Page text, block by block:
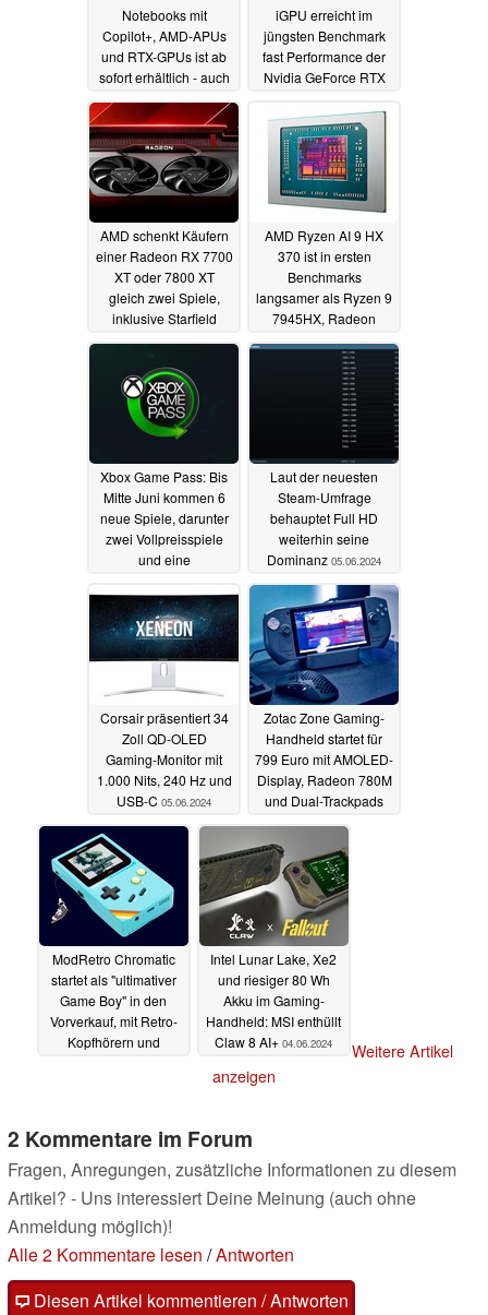
Notebooks mit
Copilot+, AMD-APUs
und RTX-GPUs ist ab
sofort erhältlich - auch
mit 4K-Mini-LED
07.11.2024
iGPU erreicht im
jüngsten Benchmark
fast Performance der
Nvidia GeForce RTX
AMD schenkt Käufern
einer Radeon RX 7700
XT oder 7800 XT
gleich zwei Spiele,
inklusive Starfield
11.06.2024
AMD Ryzen AI 9 HX
370 ist in ersten
Benchmarks
langsamer als Ryzen 9
7945HX, Radeon
890M übertrifft 780M
11.06.2024
Xbox Game Pass: Bis
Mitte Juni kommen 6
neue Spiele, darunter
zwei Vollpreisspiele
und eine
07.06.2024
Laut der neuesten
Steam-Umfrage
behauptet Full HD
weiterhin seine
Dominanz 05.06.2024
Corsair präsentiert 34
Zoll QD-OLED
Gaming-Monitor mit
1.000 Nits, 240 Hz und
USB-C 05.06.2024
Zotac Zone Gaming-
Handheld startet für
799 Euro mit AMOLED-
Display, Radeon 780M
und Dual-Trackpads
04.06.2024
ModRetro Chromatic
startet als "ultimativer
Game Boy" in den
Vorverkauf, mit Retro-
Kopfhörern und
Intel Lunar Lake, Xe2
und riesiger 80 Wh
Akku im Gaming-
Handheld: MSI enthüllt
Claw 8 AI+ 04.06.2024
Weitere Artikel
anzeigen
2 Kommentare im Forum
Fragen, Anregungen, zusätzliche Informationen zu diesem
Artikel? - Uns interessiert Deine Meinung (auch ohne
Anmeldung möglich)!
Alle 2 Kommentare lesen /Antworten
Diesen Artikel kommentieren / Antworten